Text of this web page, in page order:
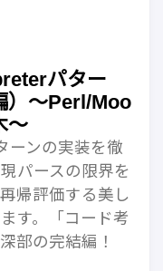
パター
）〜Perl/Moo
〜
ーンの実装を徹
パースの限界を
帰評価する美し
す。「コード考
部の完結編！